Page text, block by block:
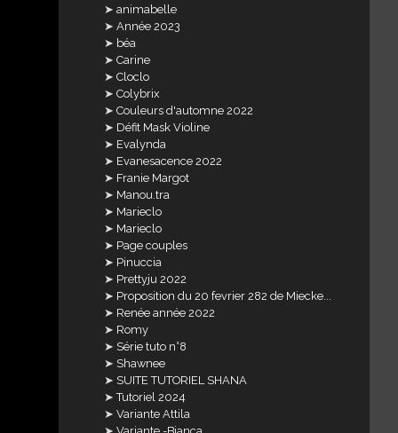
animabelle
Année 2023
béa
Carine
Cloclo
Colybrix
Couleurs d'automne 2022
Défit Mask Violine
Evalynda
Evanesacence 2022
Franie Margot
Manou.tra
Marieclo
Marieclo
Page couples
Pinuccia
Prettyju 2022
Proposition du 20 fevrier 282 de Miecke...
Renée année 2022
Romy
Série tuto n°8
Shawnee
SUITE TUTORIEL SHANA
Tutoriel 2024
Variante Attila